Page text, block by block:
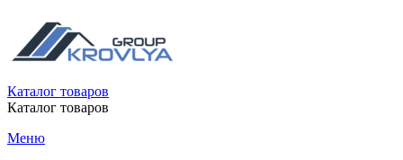
Каталог товаров
Каталог товаров
Меню